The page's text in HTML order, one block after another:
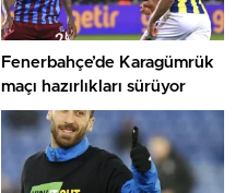
Fenerbahçe’de Karagümrük
maçı hazırlıkları sürüyor